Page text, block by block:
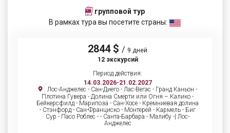
групповой тур
В рамках тура вы посетите страны:
2844 $ / 9 дней
12 экскурсий
Период действия:
14.03.2026-21.02.2027
: Лос-Анджелес - Сан-Диего - Лас-Вегас - Гранд Каньон -
Плотина Гувера - Долина Смерти или Огня – Калико -
Бейкерсфилд - Марипоза - Сан-Хосе - Кремниевая долина
- Стэнфорд - Сан-Франциско - Монтерей - Кармель - Биг
Сур - Пасо Роблес - - Санта-Барбара - Малибу -| Лос-
Анджелес